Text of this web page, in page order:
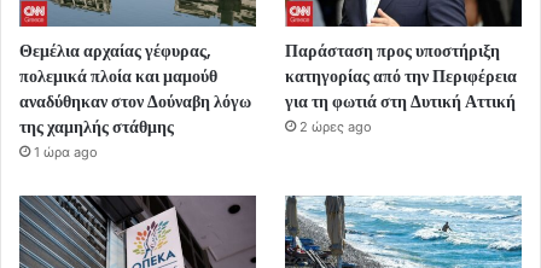
Θεμέλια αρχαίας γέφυρας,
πολεμικά πλοία και μαμούθ
αναδύθηκαν στον Δούναβη λόγω
της χαμηλής στάθμης
1 ώρα ago
Παράσταση προς υποστήριξη
κατηγορίας από την Περιφέρεια
για τη φωτιά στη Δυτική Αττική
2 ώρες ago